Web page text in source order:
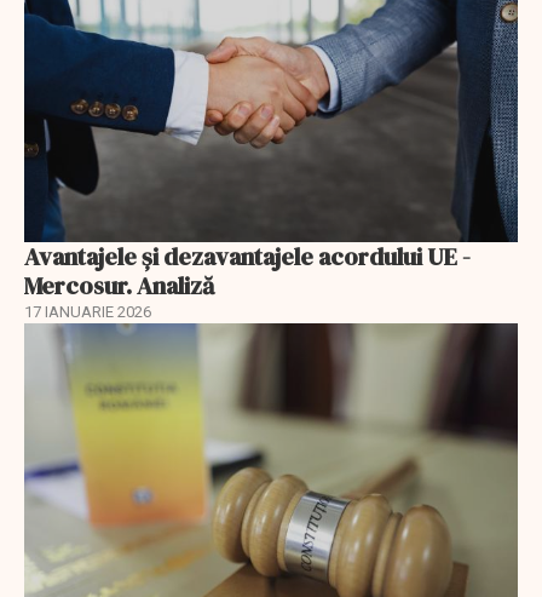
Avantajele şi dezavantajele acordului UE -
Mercosur. Analiză
17 IANUARIE 2026